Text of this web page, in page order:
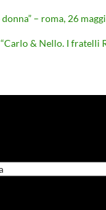
– roma, 26
& Nello. I fratelli